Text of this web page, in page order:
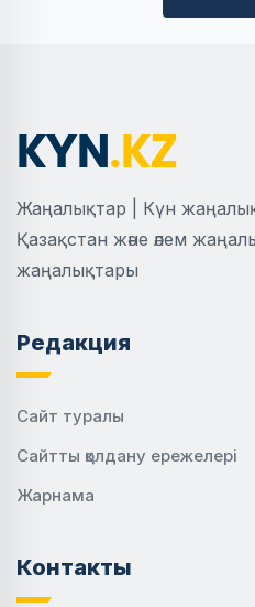
Жаңалықтар | Күн
Қазақстан және әлем
жаңалықтары
Редакция
Сайт туралы
Сайтты қолдану ережелері
Жарнама
Контакты